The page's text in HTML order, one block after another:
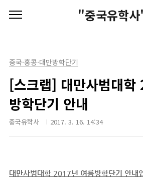
"중국유학
중국·홍콩·대만방학단기
[스크랩] 대만사범대
방학단기 안내
중국유학사 2017. 3. 16. 14:34
대만사범대학 2017년 여름방학단기 안내